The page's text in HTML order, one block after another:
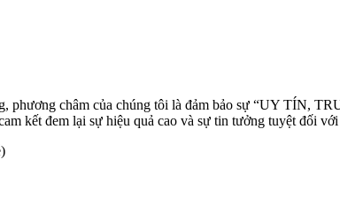
phương châm của chúng tôi là đảm bảo sự “UY TÍN,
kết đem lại sự hiệu quả cao và sự tin tưởng tuyệt đối